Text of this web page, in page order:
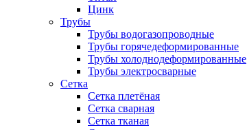
Цинк
Трубы
Трубы водогазопроводные
Трубы горячедеформированные
Трубы холоднодеформированные
Трубы электросварные
Сетка
Сетка плетёная
Сетка сварная
Сетка тканая